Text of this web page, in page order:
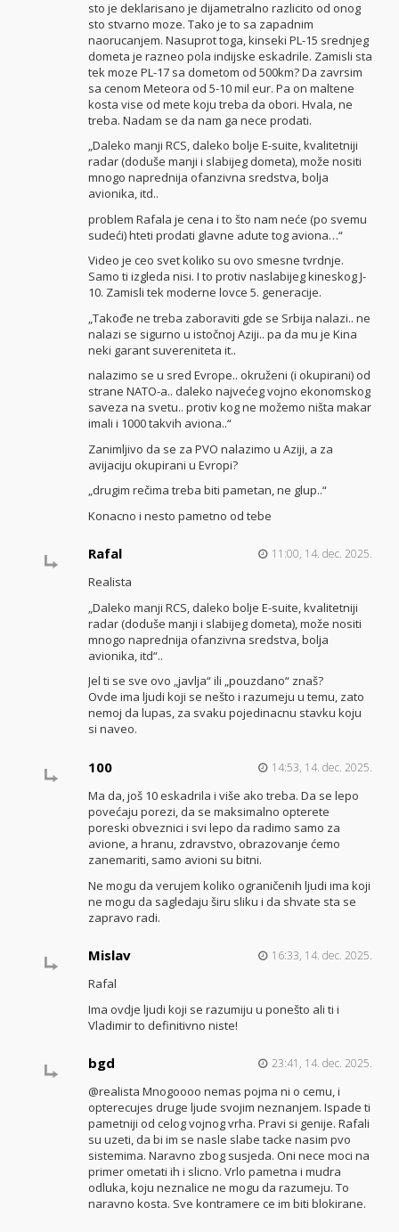
sto je deklarisano je dijametralno razlicito od onog
sto stvarno moze. Tako je to sa zapadnim
naorucanjem. Nasuprot toga, kinseki PL-15 srednjeg
dometa je razneo pola indijske eskadrile. Zamisli sta
tek moze PL-17 sa dometom od 500km? Da zavrsim
sa cenom Meteora od 5-10 mil eur. Pa on maltene
kosta vise od mete koju treba da obori. Hvala, ne
treba. Nadam se da nam ga nece prodati.
„Daleko manji RCS, daleko bolje E-suite, kvalitetniji
radar (doduše manji i slabijeg dometa), može nositi
mnogo naprednija ofanzivna sredstva, bolja
avionika, itd..
problem Rafala je cena i to što nam neće (po svemu
sudeći) hteti prodati glavne adute tog aviona…“
Video je ceo svet koliko su ovo smesne tvrdnje.
Samo ti izgleda nisi. I to protiv naslabijeg kineskog J-
10. Zamisli tek moderne lovce 5. generacije.
„Takođe ne treba zaboraviti gde se Srbija nalazi.. ne
nalazi se sigurno u istočnoj Aziji.. pa da mu je Kina
neki garant suvereniteta it..
nalazimo se u sred Evrope.. okruženi (i okupirani) od
strane NATO-a.. daleko najvećeg vojno ekonomskog
saveza na svetu.. protiv kog ne možemo ništa makar
imali i 1000 takvih aviona..“
Zanimljivo da se za PVO nalazimo u Aziji, a za
avijaciju okupirani u Evropi?
„drugim rečima treba biti pametan, ne glup..“
Konacno i nesto pametno od tebe
Rafal 11:00, 14. dec. 2025.
Realista
„Daleko manji RCS, daleko bolje E-suite, kvalitetniji
radar (doduše manji i slabijeg dometa), može nositi
mnogo naprednija ofanzivna sredstva, bolja
avionika, itd“..
Jel ti se sve ovo „javlja“ ili „pouzdano“ znaš?
Ovde ima ljudi koji se nešto i razumeju u temu, zato
nemoj da lupas, za svaku pojedinacnu stavku koju
si naveo.
100 14:53, 14. dec. 2025.
Ma da, još 10 eskadrila i više ako treba. Da se lepo
povećaju porezi, da se maksimalno opterete
poreski obveznici i svi lepo da radimo samo za
avione, a hranu, zdravstvo, obrazovanje ćemo
zanemariti, samo avioni su bitni.
Ne mogu da verujem koliko ograničenih ljudi ima koji
ne mogu da sagledaju širu sliku i da shvate sta se
zapravo radi.
Mislav 16:33, 14. dec. 2025.
Rafal
Ima ovdje ljudi koji se razumiju u ponešto ali ti i
Vladimir to definitivno niste!
bgd 23:41, 14. dec. 2025.
@realista Mnogoooo nemas pojma ni o cemu, i
opterecujes druge ljude svojim neznanjem. Ispade ti
pametniji od celog vojnog vrha. Pravi si genije. Rafali
su uzeti, da bi im se nasle slabe tacke nasim pvo
sistemima. Naravno zbog susjeda. Oni nece moci na
primer ometati ih i slicno. Vrlo pametna i mudra
odluka, koju neznalice ne mogu da razumeju. To
naravno kosta. Sve kontramere ce im biti blokirane.